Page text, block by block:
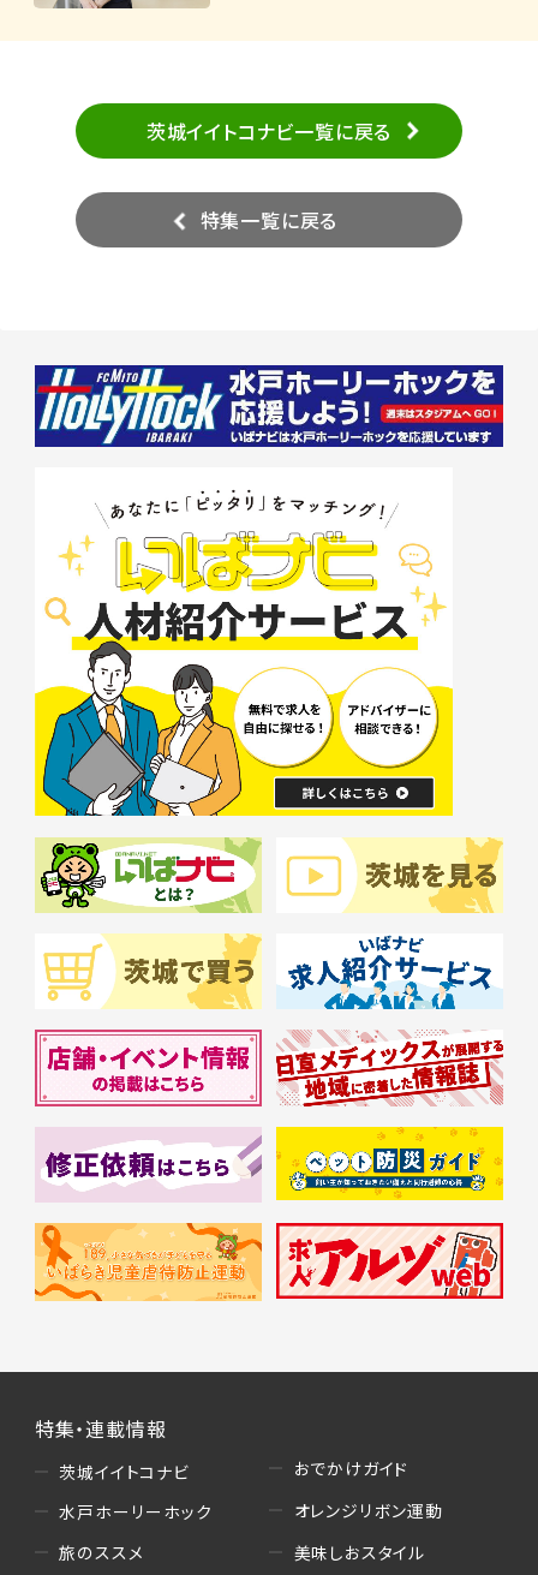
茨城イイトコナビ一覧に戻る
特集一覧に戻る
特集・連載情報
茨城イイトコナビ
水戸ホーリーホック
旅のススメ
おでかけガイド
オレンジリボン運動
美味しおスタイル